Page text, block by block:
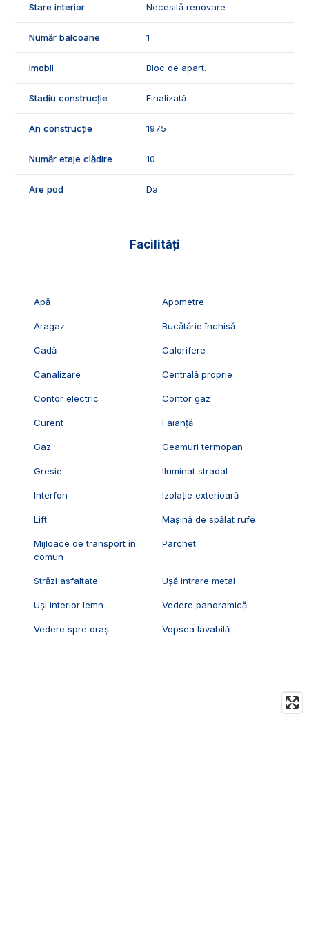
Stare interior Necesită renovare
Număr balcoane 1
Imobil Bloc de apart.
Stadiu construcție Finalizată
An construcție 1975
Număr etaje clădire 10
Are pod Da
Facilități
Apă Apometre
Aragaz Bucătărie închisă
Cadă Calorifere
Canalizare Centrală proprie
Contor electric Contor gaz
Curent Faianță
Gaz Geamuri termopan
Gresie Iluminat stradal
Interfon Izolație exterioară
Lift Mașină de spălat rufe
Mijloace de transport în
comun
Parchet
Străzi asfaltate Ușă intrare metal
Uși interior lemn Vedere panoramică
Vedere spre oraș Vopsea lavabilă